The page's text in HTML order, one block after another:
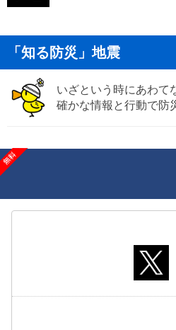
「知る防災」地震
いざという時にあわて
確かな情報と行動で防